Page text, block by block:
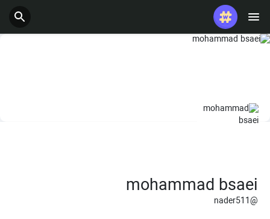
پست های محبوب
mohammad bsaei
@nader511